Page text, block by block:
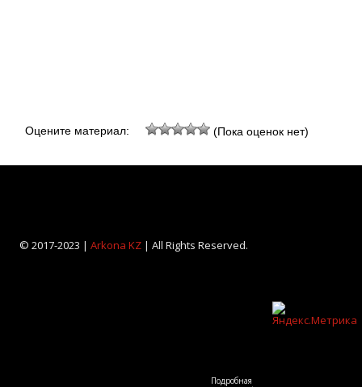
Оцените материал: (Пока оценок нет)
© 2017-2023 | Arkona KZ| All Rights Reserved.
Подробная